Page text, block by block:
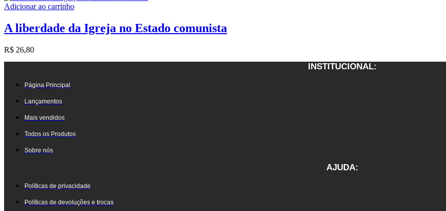
Adicionar ao carrinho
A liberdade da Igreja no Estado comunista
R$ 26,80
INSTITUCIONAL:
Página Principal
Lançamentos
Mais vendidos
Todos os Produtos
Sobre nós
AJUDA:
Políticas de privacidade
Políticas de devoluções e trocas